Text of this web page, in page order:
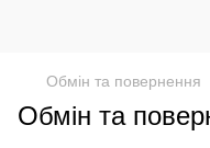
Обмін та повернення
Обмін та